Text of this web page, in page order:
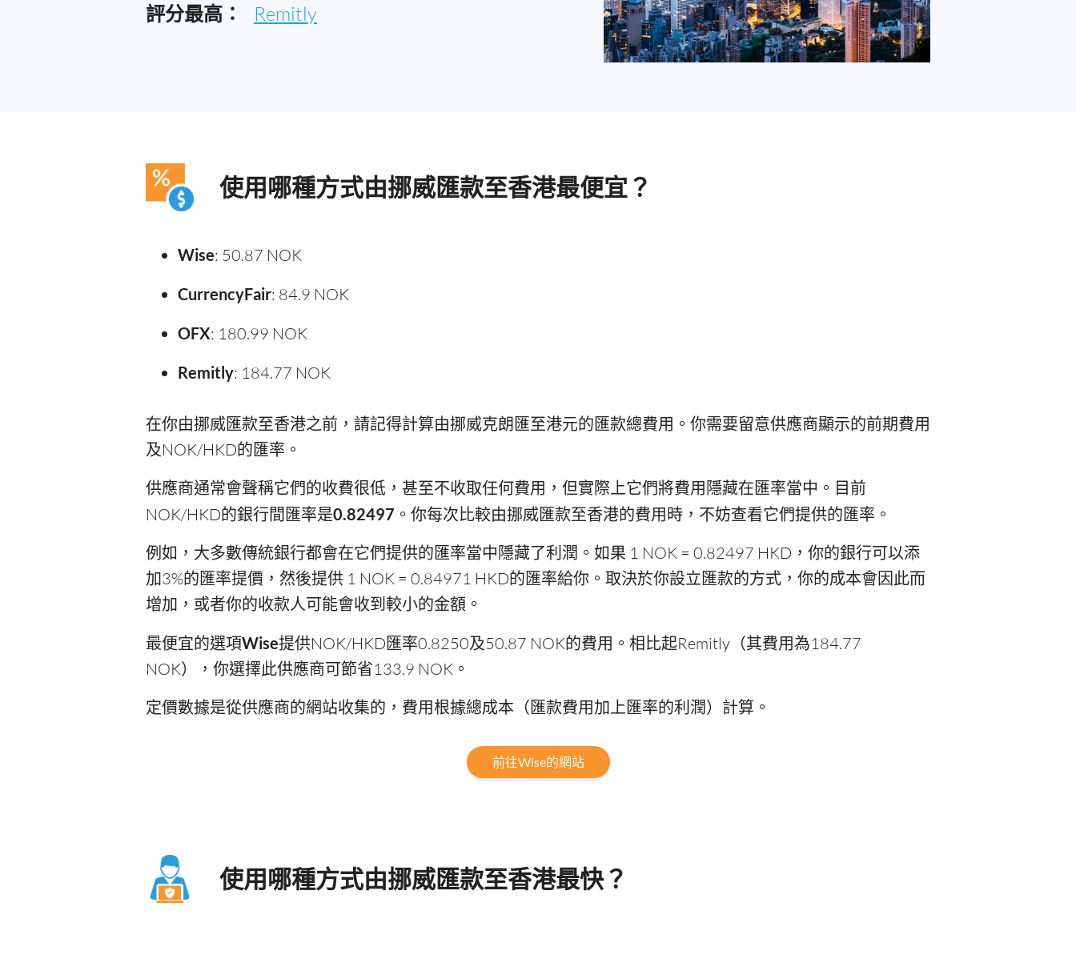
評分最高： Remitly
使用哪種方式由挪威匯款至香港最便宜？
Wise: 50.87 NOK
CurrencyFair: 84.9 NOK
OFX: 180.99 NOK
Remitly: 184.77 NOK
在你由挪威匯款至香港之前，請記得計算由挪威克朗匯至港元的匯款總費用。你需要留意供應商顯示的前期費用
及NOK/HKD的匯率。
供應商通常會聲稱它們的收費很低，甚至不收取任何費用，但實際上它們將費用隱藏在匯率當中。目前
NOK/HKD的銀行間匯率是0.82497 。你每次比較由挪威匯款至香港的費用時，不妨查看它們提供的匯率。
例如，大多數傳統銀行都會在它們提供的匯率當中隱藏了利潤。如果 1 NOK = 0.82497 HKD，你的銀行可以添
加3%的匯率提價，然後提供 1 NOK = 0.84971 HKD的匯率給你。取決於你設立匯款的方式，你的成本會因此而
增加，或者你的收款人可能會收到較小的金額。
最便宜的選項Wise提供NOK/HKD匯率0.8250及50.87 NOK的費用。相比起Remitly（其費用為184.77
NOK），你選擇此供應商可節省133.9 NOK。
定價數據是從供應商的網站收集的，費用根據總成本（匯款費用加上匯率的利潤）計算。
前往Wise的網站
使用哪種方式由挪威匯款至香港最快？